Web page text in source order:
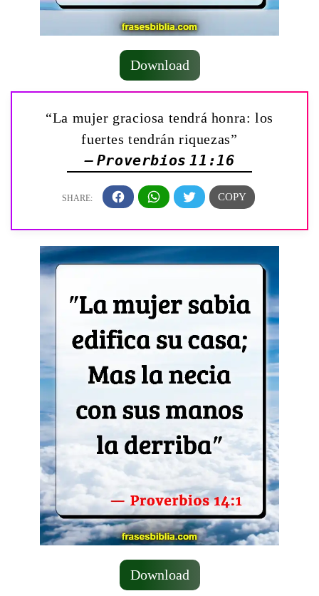
Download
“La mujer graciosa tendrá honra: los
fuertes tendrán riquezas”
— Proverbios 11:16
Download